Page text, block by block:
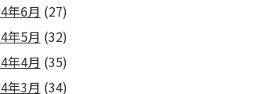
年6月 (27)
年5月 (32)
年4月 (35)
年3月 (34)